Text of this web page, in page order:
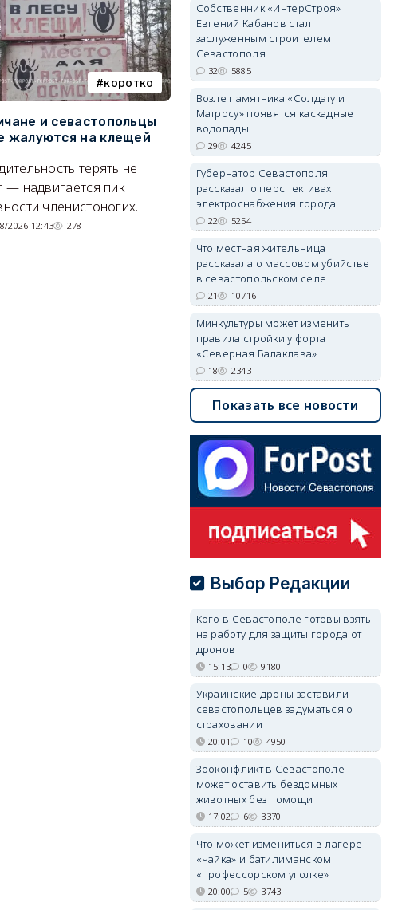
коротко
и севастопольцы
жалуются на клещей
терять не
— надвигается пик
членистоногих.
2026 12:43 278
Балаклава
В Севастополе утвердили
проект застройки центра
Балаклавы
Там появится туристический
квартал с отелями и
парковками.
Собственник «ИнтерСтроя»
Евгений Кабанов стал
заслуженным строителем
Севастополя
32 5885
Возле памятника «Солдату и
Матросу» появятся каскадные
водопады
29 4245
Губернатор Севастополя
рассказал о перспективах
электроснабжения города
22 5254
Что местная жительница
рассказала о массовом убийстве
в севастопольском селе
21 10716
Минкультуры может изменить
правила стройки у форта
«Северная Балаклава»
18 2343
Показать все новости
Выбор Редакции
Кого в Севастополе готовы взять
на работу для защиты города от
дронов
15:13 0 9180
Украинские дроны заставили
севастопольцев задуматься о
страховании
20:01 10 4950
Зооконфликт в Севастополе
может оставить бездомных
животных без помощи
17:02 6 3370
Что может измениться в лагере
«Чайка» и батилиманском
«профессорском уголке»
20:00 5 3743